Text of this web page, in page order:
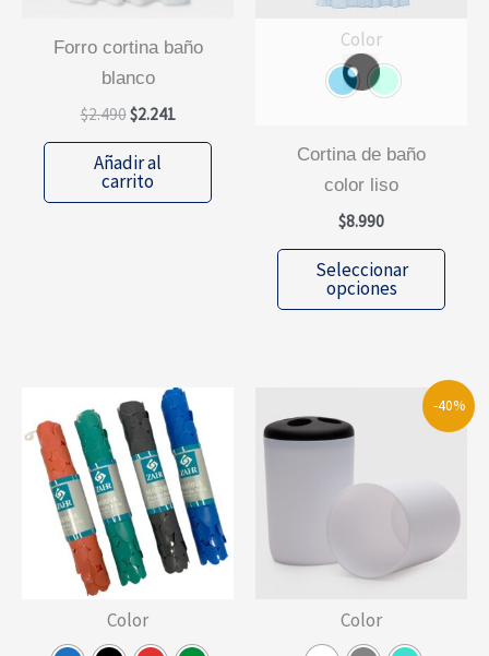
forro cortina baño
blanco
$2.490El
original
era:
$2.241
actual
$2.241.
Añadir al
carrito
Color
cortina de baño
color liso
$8.990
Seleccionar
opciones
Este
tiene
Las
elegir
en
Color
-40%
Color